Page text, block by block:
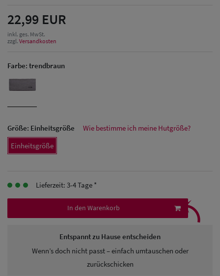
Herren Caps
Herren UV-
Schutz Caps
Sonnenschilder
22,99 EUR
inkl. ges. MwSt.
zzgl. Versandkosten
Farbe: trendbraun
Größe: Einheitsgröße
Wie bestimme ich meine Hutgröße?
Einheitsgröße
Lieferzeit: 3-4 Tage *
In den Warenkorb
Entspannt zu Hause entscheiden
Wenn’s doch nicht passt – einfach umtauschen oder
zurückschicken
⤹